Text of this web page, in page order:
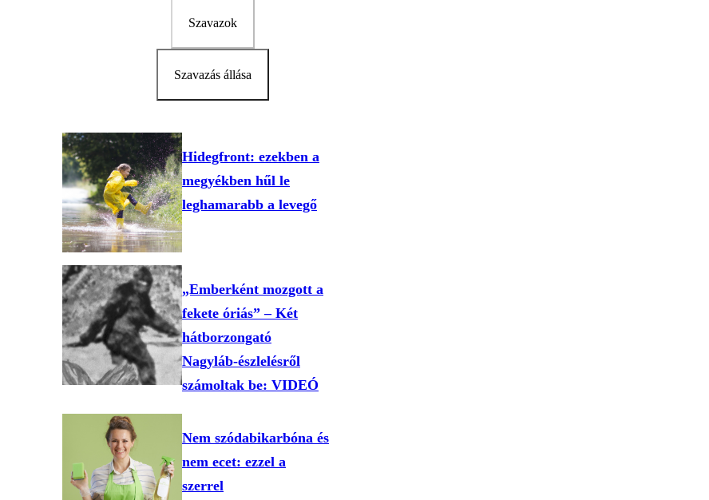
Szavazok
Szavazás állása
Hidegfront: ezekben a
megyékben hűl le
leghamarabb a levegő
„Emberként mozgott a
fekete óriás” – Két
hátborzongató
Nagyláb-észlelésről
számoltak be: VIDEÓ
Nem szódabikarbóna és
nem ecet: ezzel a
szerrel